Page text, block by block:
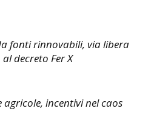
fonti rinnovabili, via libera
decreto Fer X
agricole, incentivi nel caos